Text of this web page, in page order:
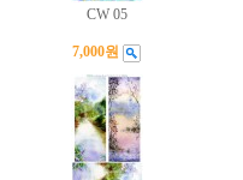
CW 05
7,000원